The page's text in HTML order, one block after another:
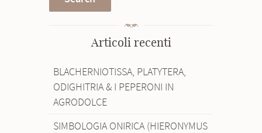
Articoli recenti
BLACHERNIOTISSA, PLATYTERA,
ODIGHITRIA & I PEPERONI IN
AGRODOLCE
SIMBOLOGIA ONIRICA (HIERONYMUS